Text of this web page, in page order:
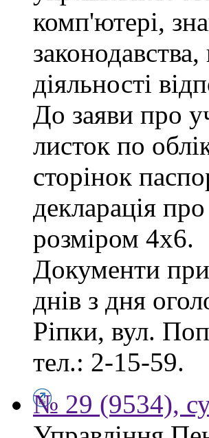
комп'ютері,
діяльності
До заяви про
листок по
сторінок
декларація
розміром 4х6.
Документи
днів з дня
Ріпки, вул.
тел.: 2-15-59.
№ 29 (9534),